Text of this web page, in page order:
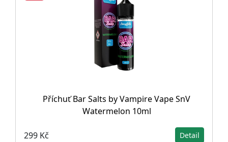
Příchuť Bar Salts by Vampire Vape SnV
Watermelon 10ml
299 Kč Detail